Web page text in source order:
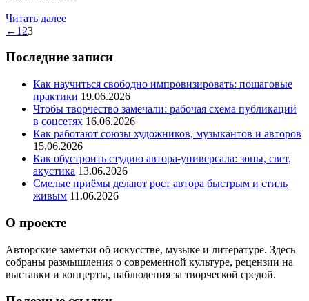
Читать далее
← 1 23
Последние записи
Как научиться свободно импровизировать: пошаговые
практики 19.06.2026
Чтобы творчество замечали: рабочая схема публикаций
в соцсетях 16.06.2026
Как работают союзы художников, музыкантов и авторов
15.06.2026
Как обустроить студию автора‑универсала: зоны, свет,
акустика 13.06.2026
Смелые приёмы делают рост автора быстрым и стиль
живым 11.06.2026
О проекте
Авторские заметки об искусстве, музыке и литературе. Здесь
собраны размышления о современной культуре, рецензии на
выставки и концерты, наблюдения за творческой средой.